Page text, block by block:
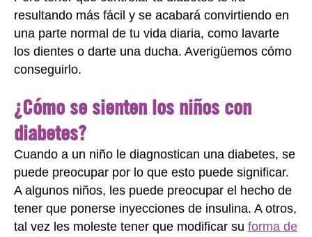
resultando más fácil y se acabará convirtiendo en
una parte normal de tu vida diaria, como lavarte
los dientes o darte una ducha. Averigüemos cómo
conseguirlo.
¿Cómo se sienten los niños con
diabetes?
Cuando a un niño le diagnostican una diabetes, se
puede preocupar por lo que esto puede significar.
A algunos niños, les puede preocupar el hecho de
tener que ponerse inyecciones de insulina. A otros,
tal vez les moleste tener que modificar su forma de